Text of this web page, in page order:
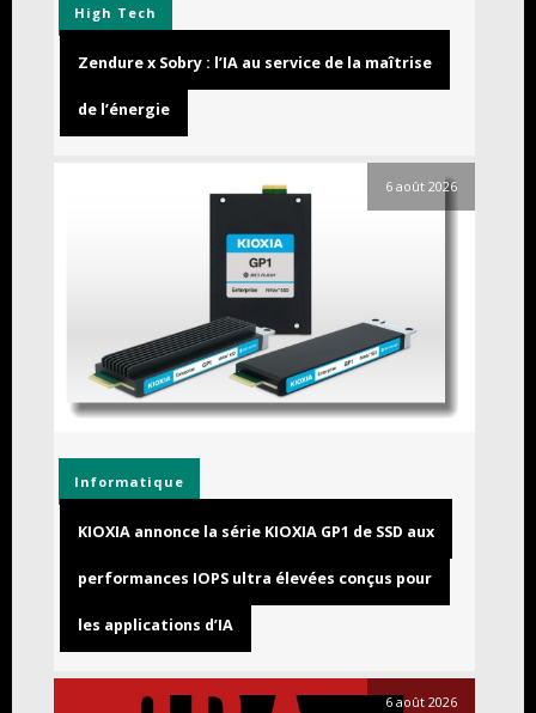
High Tech
Zendure x Sobry : l’IA au service de la maîtrise
de l’énergie
6 août 2026
Informatique
KIOXIA annonce la série KIOXIA GP1 de SSD aux
performances IOPS ultra élevées conçus pour
les applications d’IA
6 août 2026